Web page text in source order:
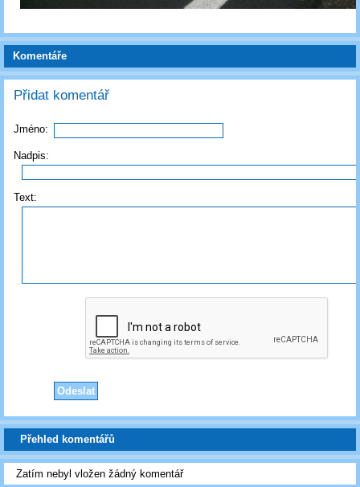
Komentáře
Přidat komentář
Jméno:
Nadpis:
Text:
Přehled komentářů
Zatím nebyl vložen žádný komentář